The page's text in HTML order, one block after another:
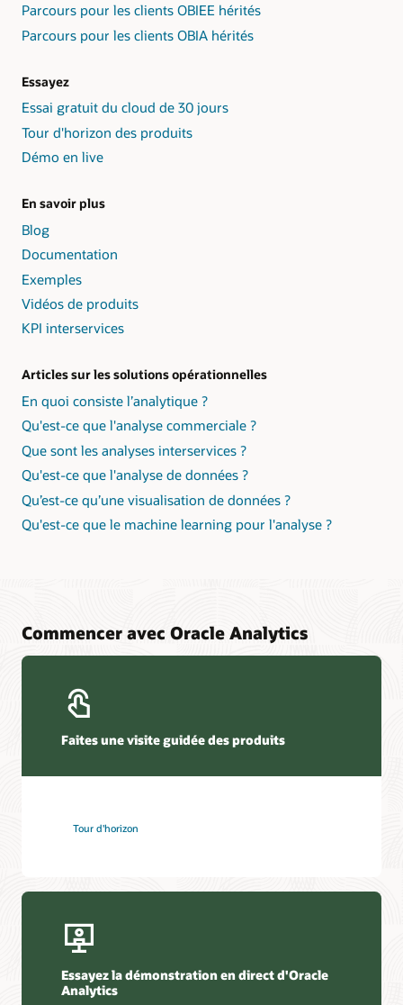
Parcours pour les clients OBIEE hérités
Parcours pour les clients OBIA hérités
Essayez
Essai gratuit du cloud de 30 jours
Tour d'horizon des produits
Démo en live
En savoir plus
Blog
Documentation
Exemples
Vidéos de produits
KPI interservices
Articles sur les solutions opérationnelles
En quoi consiste l’analytique ?
Qu'est-ce que l'analyse commerciale ?
Que sont les analyses interservices ?
Qu'est-ce que l'analyse de données ?
Qu’est-ce qu’une visualisation de données ?
Qu'est-ce que le machine learning pour l'analyse ?
Commencer avec Oracle Analytics
Faites une visite guidée des produits
Tour d'horizon
Essayez la démonstration en direct d'Oracle
Analytics